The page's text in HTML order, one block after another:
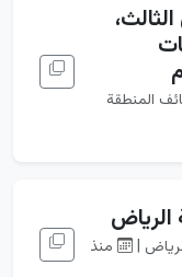
المنطقة
|
منذ